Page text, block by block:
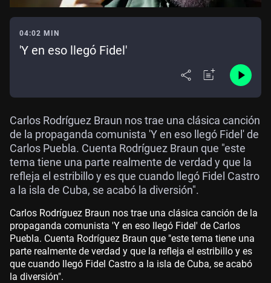
04:02 MIN
'Y en eso llegó Fidel'
Carlos Rodríguez Braun nos trae una clásica canción
de la propaganda comunista 'Y en eso llegó Fidel' de
Carlos Puebla. Cuenta Rodríguez Braun que "este
tema tiene una parte realmente de verdad y que la
refleja el estribillo y es que cuando llegó Fidel Castro
a la isla de Cuba, se acabó la diversión".
Carlos Rodríguez Braun nos trae una clásica canción de la
propaganda comunista 'Y en eso llegó Fidel' de Carlos
Puebla. Cuenta Rodríguez Braun que "este tema tiene una
parte realmente de verdad y que la refleja el estribillo y es
que cuando llegó Fidel Castro a la isla de Cuba, se acabó
la diversión".